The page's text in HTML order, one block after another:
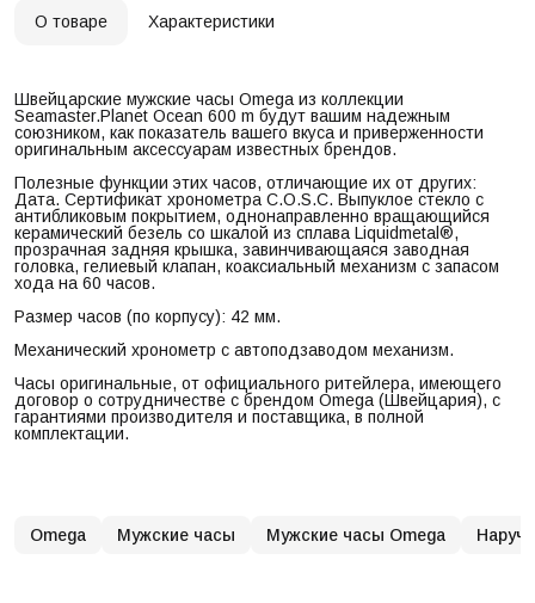
О товаре Характеристики
Швейцарские мужские часы Omega из коллекции
Seamaster.Planet Ocean 600 m будут вашим надежным
союзником, как показатель вашего вкуса и приверженности
оригинальным аксессуарам известных брендов.
Полезные функции этих часов, отличающие их от других:
Дата. Сертификат хронометра C.O.S.C. Выпуклое стекло с
антибликовым покрытием, однонаправленно вращающийся
керамический безель со шкалой из сплава Liquidmetal®,
прозрачная задняя крышка, завинчивающаяся заводная
головка, гелиевый клапан, коаксиальный механизм с запасом
хода на 60 часов.
Размер часов (по корпусу): 42 мм.
Механический хронометр с автоподзаводом механизм.
Часы оригинальные, от официального ритейлера, имеющего
договор о сотрудничестве с брендом Omega (Швейцария), с
гарантиями производителя и поставщика, в полной
комплектации.
Omega Мужские часы Мужские часы Omega